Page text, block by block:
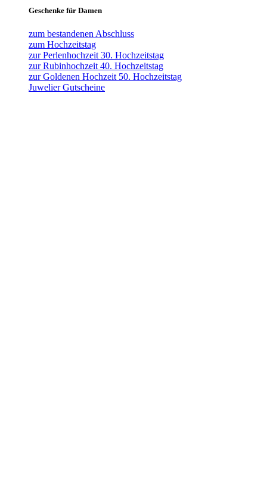
Geschenke für Damen
zum bestandenen Abschluss
zum Hochzeitstag
zur Perlenhochzeit 30. Hochzeitstag
zur Rubinhochzeit 40. Hochzeitstag
zur Goldenen Hochzeit 50. Hochzeitstag
Juwelier Gutscheine